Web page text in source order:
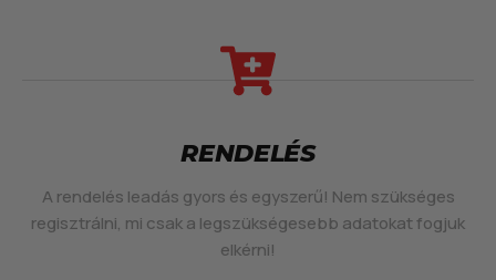
RENDELÉS
A rendelés leadás gyors és egyszerű! Nem szükséges
regisztrálni, mi csak a legszükségesebb adatokat fogjuk
elkérni!